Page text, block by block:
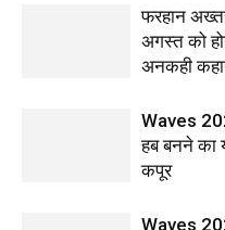
फरहान
अगस्त को
अनकही
Waves
हब बनने का
कपूर
Waves